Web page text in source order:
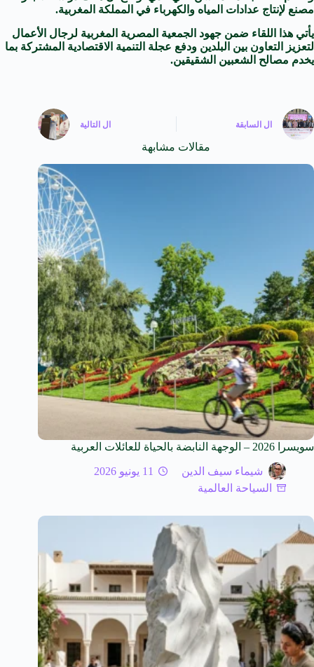
مصنع لإنتاج عدادات المياه والكهرباء في المملكة المغربية.
يأتي هذا اللقاء ضمن جهود الجمعية المصرية المغربية لرجال الأعمال
لتعزيز التعاون بين البلدين ودفع عجلة التنمية الاقتصادية المشتركة بما
يخدم مصالح الشعبين الشقيقين.
ال السابقة ال التالية
مقالات مشابهة
سويسرا 2026 – الوجهة النابضة بالحياة للعائلات العربية
شيماء سيف الدين
11 يونيو 2026
السياحة العالمية